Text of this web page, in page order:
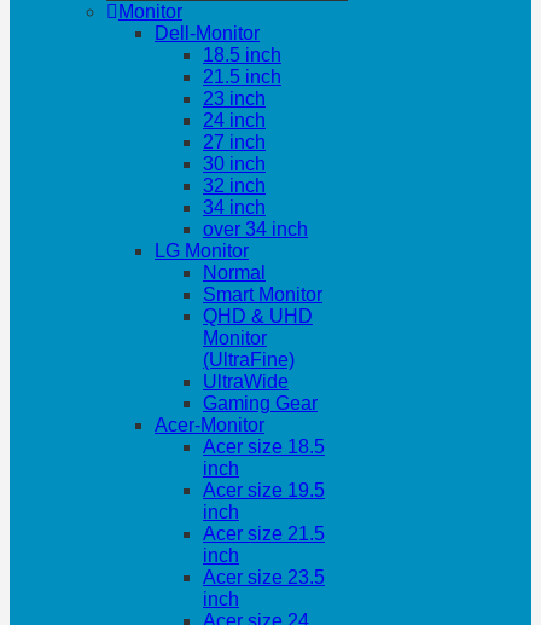
Monitor
Dell-Monitor
18.5 inch
21.5 inch
23 inch
24 inch
27 inch
30 inch
32 inch
34 inch
over 34 inch
LG Monitor
Normal
Smart Monitor
QHD & UHD
Monitor
(UltraFine)
UltraWide
Gaming Gear
Acer-Monitor
Acer size 18.5
inch
Acer size 19.5
inch
Acer size 21.5
inch
Acer size 23.5
inch
Acer size 24